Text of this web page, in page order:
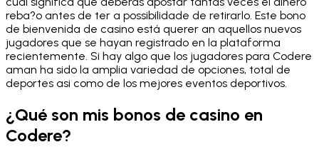
reba?o antes de ter a possibilidade de retirarlo. Este bono
de bienvenida de casino está querer an aquellos nuevos
jugadores que se hayan registrado en la plataforma
recientemente. Si hay algo que los jugadores para Codere
aman ha sido la amplia variedad de opciones, total de
deportes asi como de los mejores eventos deportivos.
¿Qué son mis bonos de casino en
Codere?